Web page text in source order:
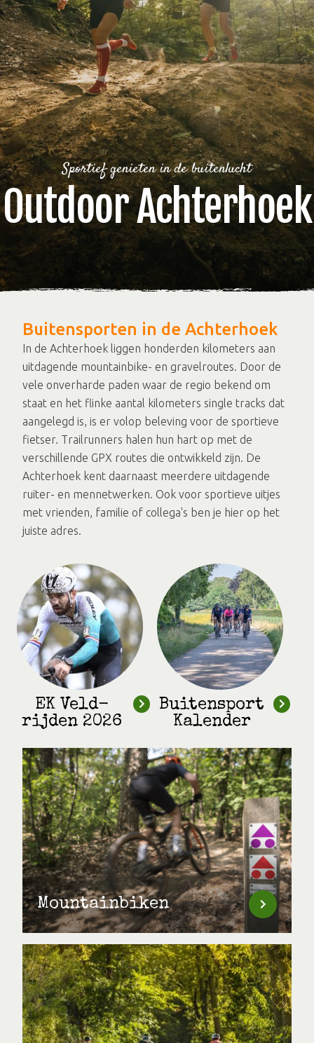
Sportief genieten in de buitenlucht
Outdoor Achterhoek
Buitensporten in de Achterhoek
In de Achterhoek liggen honderden kilometers aan
uitdagende mountainbike- en gravelroutes. Door de
vele onverharde paden waar de regio bekend om
staat en het flinke aantal kilometers single tracks dat
aangelegd is, is er volop beleving voor de sportieve
fietser. Trailrunners halen hun hart op met de
verschillende GPX routes die ontwikkeld zijn. De
Achterhoek kent daarnaast meerdere uitdagende
ruiter- en mennetwerken. Ook voor sportieve uitjes
met vrienden, familie of collega's ben je hier op het
juiste adres.
EK Veld-
rijden 2026
Buitensport
Kalender
Mountainbiken